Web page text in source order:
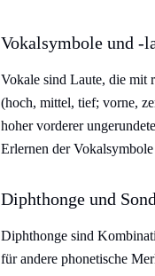
Vokalsymbole und -
Vokale sind Laute, die mit
(hoch, mittel, tief; vorne,
hoher vorderer
Erlernen der
Diphthonge und
Diphthonge sind
für andere phonetische